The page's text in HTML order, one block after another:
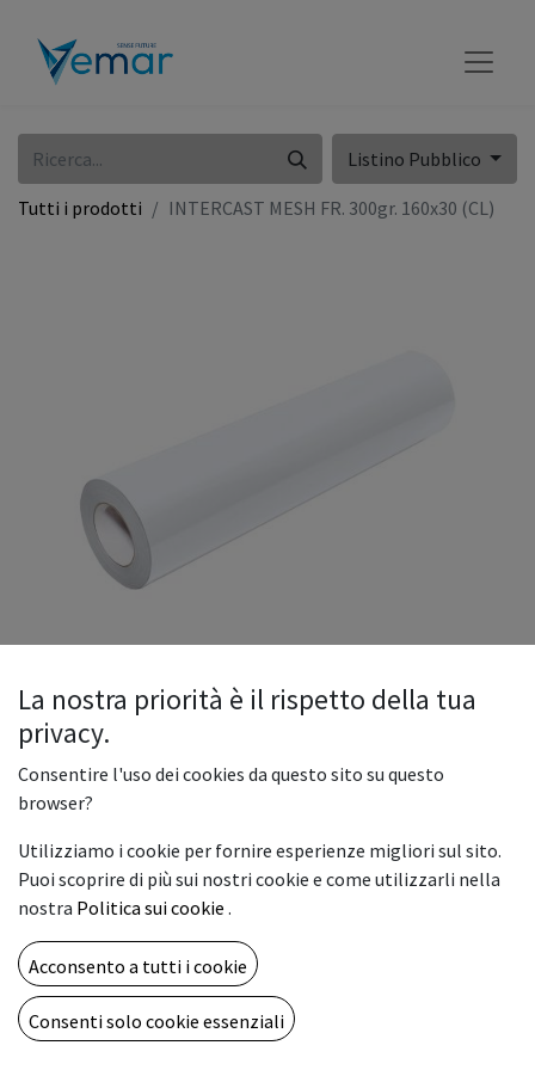
Listino Pubblico
Tutti i prodotti INTERCAST MESH FR. 300gr. 160x30 (CL)
INTERCAST MESH FR. 300gr.
160x30 (CL)
Mesh Coated - CT-MS300-16L3-FR
Supporti per banner, roll-up, retroilluminati, strutture
pop-up
143,70€
La nostra priorità è il rispetto della tua
privacy.
Consentire l'uso dei cookies da questo sito su questo
browser?
Utilizziamo i cookie per fornire esperienze migliori sul sito.
Puoi scoprire di più sui nostri cookie e come utilizzarli nella
nostra Politica sui cookie .
Acconsento a tutti i cookie
Consenti solo cookie essenziali